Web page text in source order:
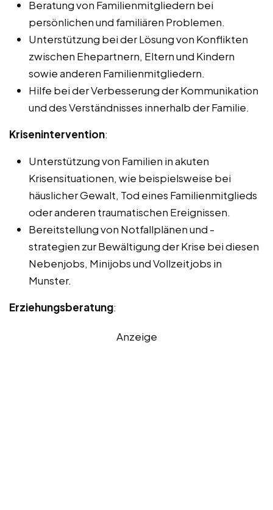
Beratung von Familienmitgliedern bei
persönlichen und familiären Problemen.
Unterstützung bei der Lösung von Konflikten
zwischen Ehepartnern, Eltern und Kindern
sowie anderen Familienmitgliedern.
Hilfe bei der Verbesserung der Kommunikation
und des Verständnisses innerhalb der Familie.
Krisenintervention:
Unterstützung von Familien in akuten
Krisensituationen, wie beispielsweise bei
häuslicher Gewalt, Tod eines Familienmitglieds
oder anderen traumatischen Ereignissen.
Bereitstellung von Notfallplänen und -
strategien zur Bewältigung der Krise bei diesen
Nebenjobs, Minijobs und Vollzeitjobs in
Munster.
Erziehungsberatung:
Anzeige